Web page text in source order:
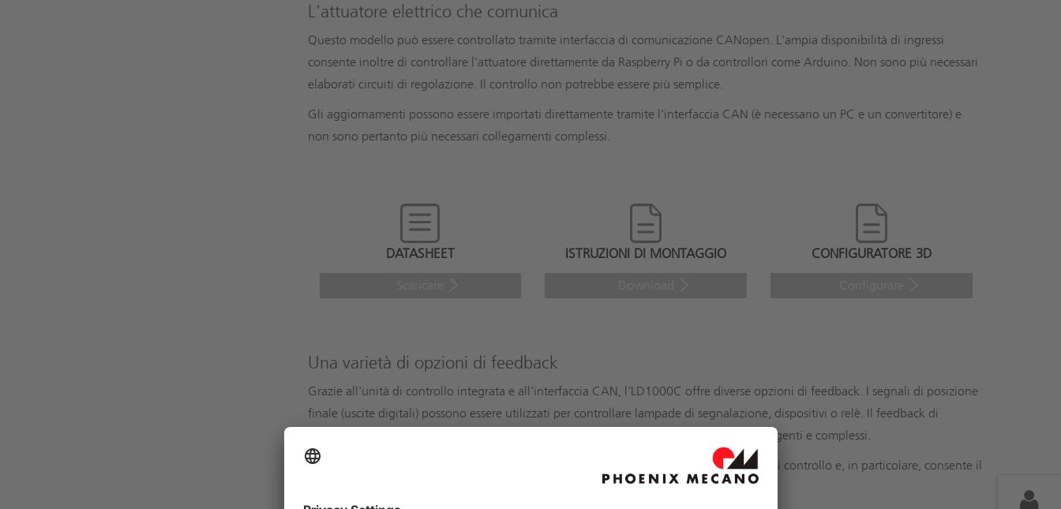
L'attuatore elettrico che comunica
Questo modello può essere controllato tramite interfaccia di comunicazione CANopen. L'ampia disponibilità di ingressi
consente inoltre di controllare l’attuatore direttamente da Raspberry Pi o da controllori come Arduino. Non sono più necessari
elaborati circuiti di regolazione. Il controllo non potrebbe essere più semplice.
Gli aggiornamenti possono essere importati direttamente tramite l'interfaccia CAN (è necessario un PC e un convertitore) e
non sono pertanto più necessari collegamenti complessi.
DATASHEET ISTRUZIONI DI MONTAGGIO CONFIGURATORE 3D
Una varietà di opzioni di feedback
Grazie all'unità di controllo integrata e all'interfaccia CAN, l'LD1000C offre diverse opzioni di feedback. I segnali di posizione
finale (uscite digitali) possono essere utilizzati per controllare lampade di segnalazione, dispositivi o relè. Il feedback di
posizione analogico può essere utilizzato per l'integrazione in sistemi di controllo intelligenti e complessi.
Il sistema di misurazione assoluta dello spostamento apre un'ampia gamma di opzioni di controllo e, in particolare, consente il
funzionamento sincrono fino ad un massimo di sei cilindri elettrici.